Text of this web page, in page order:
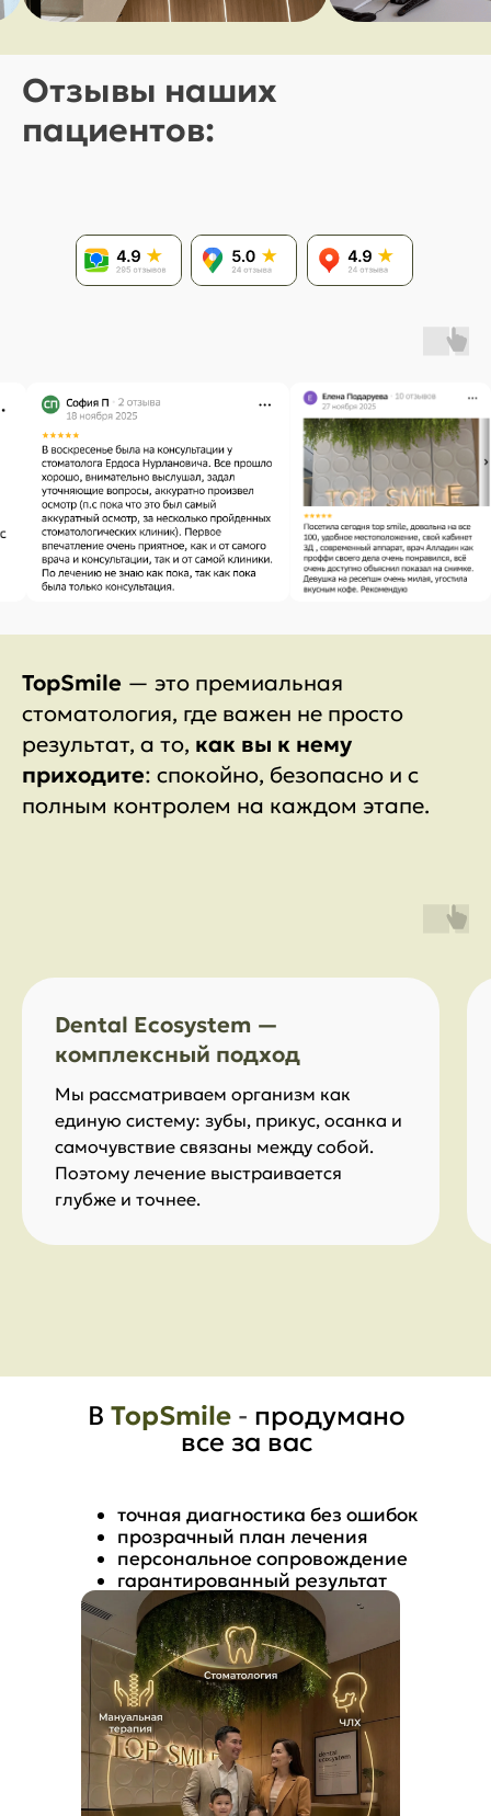
Отзывы наших
пациентов:
TopSmile — это премиальная
стоматология, где важен не просто
результат, а то, как вы к нему
приходите: спокойно, безопасно и с
полным контролем на каждом этапе.
Dental Ecosystem —
комплексный подход
Мы рассматриваем организм как
единую систему: зубы, прикус, осанка и
самочувствие связаны между собой.
Поэтому лечение выстраивается
глубже и точнее.
В TopSmile - продумано
все за вас
точная диагностика без ошибок
прозрачный план лечения
персональное сопровождение
гарантированный результат